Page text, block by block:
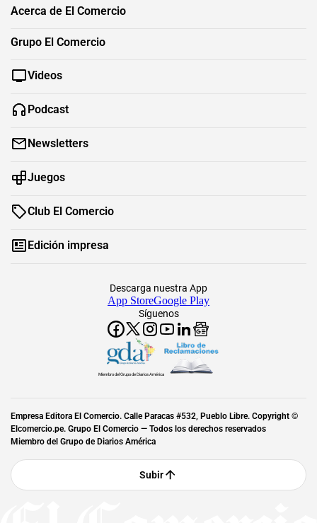
Acerca de El Comercio
Grupo El Comercio
Videos
Podcast
Newsletters
Juegos
Club El Comercio
Edición impresa
Síguenos
Descarga nuestra App
App StoreGoogle Play
Miembro del Grupo de Diarios América
Empresa Editora El Comercio. Calle Paracas #532, Pueblo Libre. Copyright ©
Elcomercio.pe. Grupo El Comercio — Todos los derechos reservados
Miembro del Grupo de Diarios América
Subir